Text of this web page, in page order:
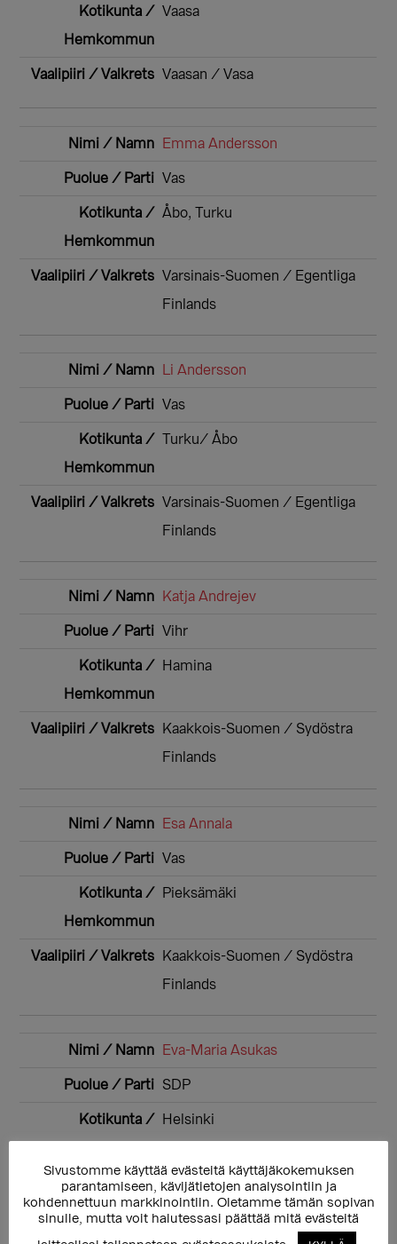
Vaasa
Vaasan / Vasa
Emma Andersson
Vas
Åbo, Turku
Varsinais-Suomen / Egentliga
Finlands
Li Andersson
Vas
Turku/ Åbo
Varsinais-Suomen / Egentliga
Finlands
Katja Andrejev
Vihr
Hamina
Kaakkois-Suomen / Sydöstra
Finlands
Esa Annala
Vas
Pieksämäki
Kaakkois-Suomen / Sydöstra
Finlands
Eva-Maria Asukas
SDP
Helsinki
Helsingin / Helsingfors
Sivustomme käyttää evästeitä käyttäjäkokemuksen
parantamiseen, kävijätietojen analysointiin ja
kohdennettuun markkinointiin. Oletamme tämän sopivan
sinulle, mutta voit halutessasi päättää mitä evästeitä